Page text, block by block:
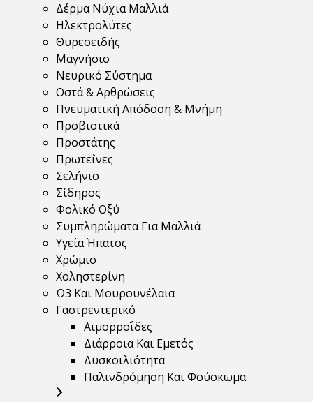
Δέρμα Νύχια Μαλλιά
Ηλεκτρολύτες
Θυρεοειδής
Μαγνήσιο
Νευρικό Σύστημα
Οστά & Αρθρώσεις
Πνευματική Απόδοση & Μνήμη
Προβιοτικά
Προστάτης
Πρωτεΐνες
Σελήνιο
Σίδηρος
Φολικό Οξύ
Συμπληρώματα Για Μαλλιά
Υγεία Ήπατος
Χρώμιο
Χοληστερίνη
Ω3 Και Μουρουνέλαια
Γαστρεντερικό
Αιμορροΐδες
Διάρροια Και Εμετός
Δυσκοιλιότητα
Παλινδρόμηση Και Φούσκωμα